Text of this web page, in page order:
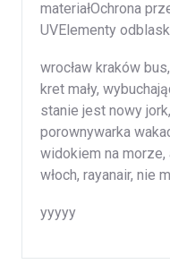
materiałOchrona
UVElementy
wrocław kraków
kret mały,
stanie jest nowy
porownywarka
widokiem na morze,
włoch, rayanair, nie
yyyyy